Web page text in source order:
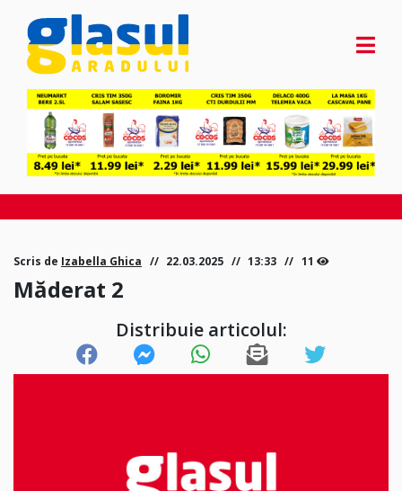
Scris de Izabella Ghica 22.03.2025 13:33 11
Măderat 2
Distribuie articolul: